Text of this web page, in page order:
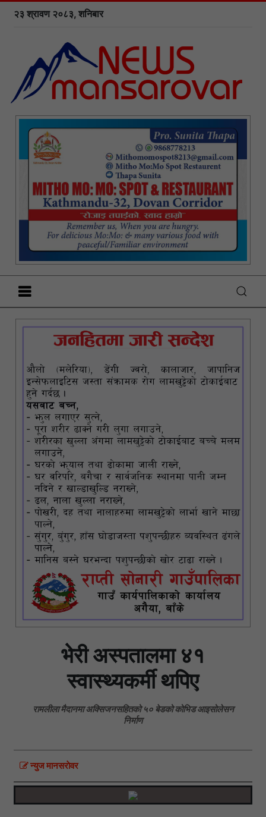
२३ श्रावण २०८३, शनिबार
भेरी अस्पतालमा ४१
स्वास्थ्यकर्मी थपिए
रामलीला मैदानमा अक्सिजनसहितको ५० बेडको कोभिड आइसोलेसन
निर्माण
न्युज मानसराेवर